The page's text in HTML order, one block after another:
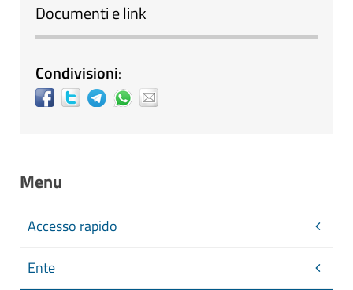
Documenti e link
Condivisioni:
Menu
Accesso rapido
Ente